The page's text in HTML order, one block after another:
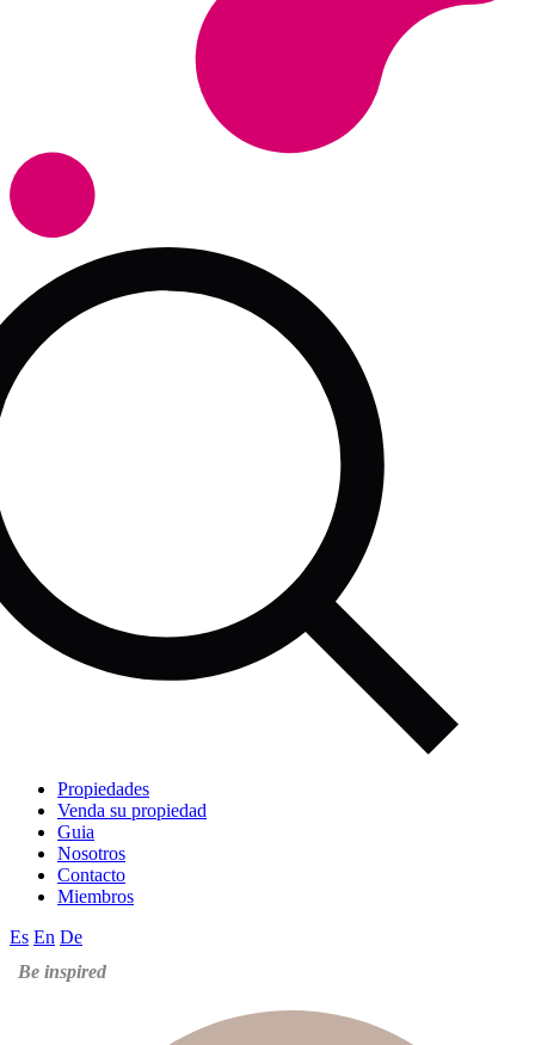
Propiedades
Venda su propiedad
Guia
Nosotros
Contacto
Miembros
Es En De
Be inspired